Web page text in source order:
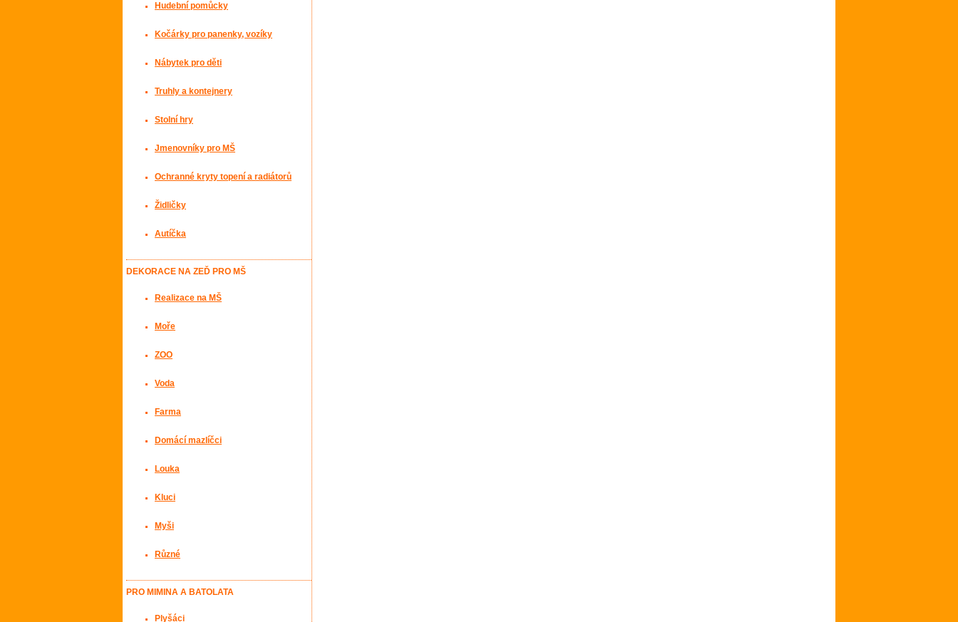
Hudební pomůcky
Kočárky pro panenky, vozíky
Nábytek pro děti
Truhly a kontejnery
Stolní hry
Jmenovníky pro MŠ
Ochranné kryty topení a radiátorů
Židličky
Autíčka
DEKORACE NA ZEĎ PRO MŠ
Realizace na MŠ
Moře
ZOO
Voda
Farma
Domácí mazlíčci
Louka
Kluci
Myši
Různé
PRO MIMINA A BATOLATA
Plyšáci